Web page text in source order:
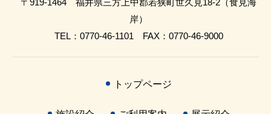
〒919-1464 福井県三方上中郡若狭町世久見18-2（食見海
岸）
TEL：0770-46-1101 FAX：0770-46-9000
トップページ